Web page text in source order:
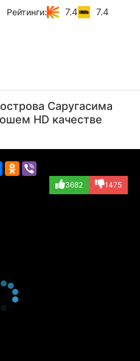
Рейтинги: 7.4 7.4
(Дракон, озвучка)
Саругасима
HD качестве
3682 1475